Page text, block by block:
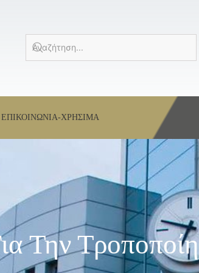
ΕΠΙΚΟΙΝΩΝΙΑ-ΧΡΗΣΙΜΑ
Την